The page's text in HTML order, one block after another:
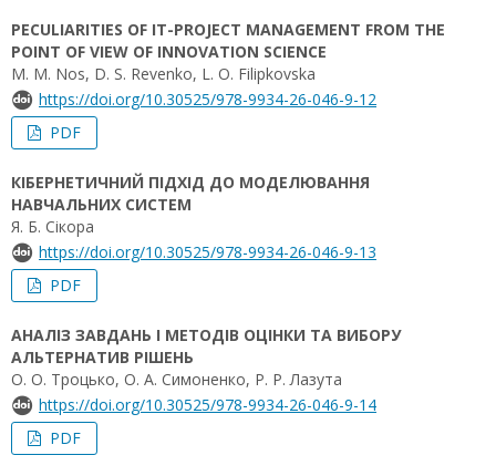
PECULIARITIES OF IT-PROJECT MANAGEMENT FROM THE
POINT OF VIEW OF INNOVATION SCIENCE
M. M. Nos, D. S. Revenko, L. O. Filipkovska
https://doi.org/10.30525/978-9934-26-046-9-12
PDF
КІБЕРНЕТИЧНИЙ ПІДХІД ДО МОДЕЛЮВАННЯ
НАВЧАЛЬНИХ СИСТЕМ
Я. Б. Сікора
https://doi.org/10.30525/978-9934-26-046-9-13
PDF
АНАЛІЗ ЗАВДАНЬ І МЕТОДІВ ОЦІНКИ ТА ВИБОРУ
АЛЬТЕРНАТИВ РІШЕНЬ
О. О. Троцько, О. А. Симоненко, Р. Р. Лазута
https://doi.org/10.30525/978-9934-26-046-9-14
PDF